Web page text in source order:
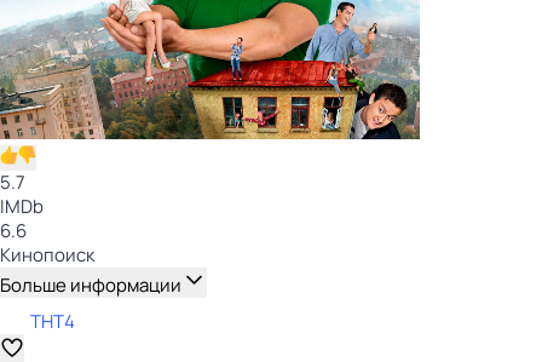
5.7
IMDb
6.6
Кинопоиск
Больше информации
ТНТ4